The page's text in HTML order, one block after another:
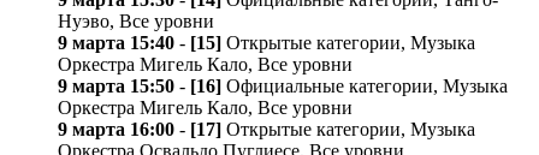
Нуэво, Все уровни
9 марта 15:40 - [15] Открытые категории, Музыка
Оркестра Мигель Кало, Все уровни
9 марта 15:50 - [16] Официальные категории, Музыка
Оркестра Мигель Кало, Все уровни
9 марта 16:00 - [17] Открытые категории, Музыка
Оркестра Освальдо Пуглиесе, Все уровни